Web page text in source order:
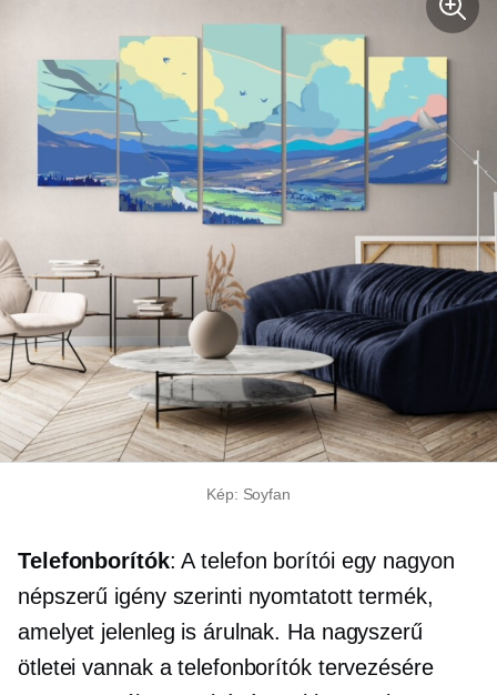
Kép: Soyfan
Telefonborítók: A telefon borítói egy nagyon
népszerű igény szerinti nyomtatott termék,
amelyet jelenleg is árulnak. Ha nagyszerű
ötletei vannak a telefonborítók tervezésére